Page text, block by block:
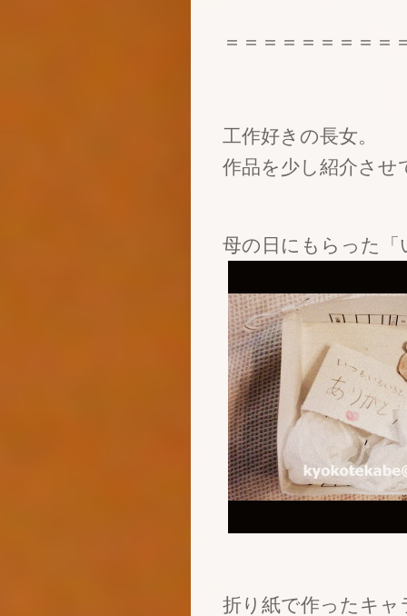
＝＝＝＝＝＝＝＝＝
工作好きの長女。
作品を少し紹介させ
母の日にもらった
折り紙で作ったキャ